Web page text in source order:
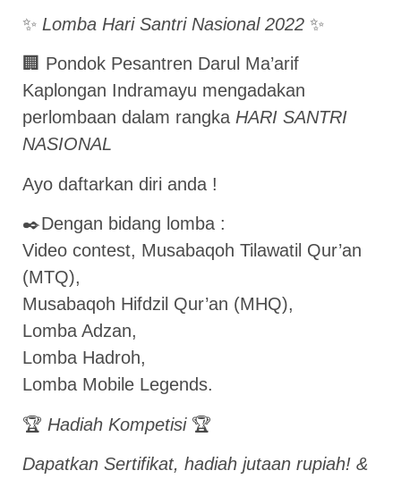
✨ Lomba Hari Santri Nasional 2022 ✨
🏢 Pondok Pesantren Darul Ma’arif
Kaplongan Indramayu mengadakan
perlombaan dalam rangka HARI SANTRI
NASIONAL
Ayo daftarkan diri anda !
✒️Dengan bidang lomba :
Video contest, Musabaqoh Tilawatil Qur’an
(MTQ),
Musabaqoh Hifdzil Qur’an (MHQ),
Lomba Adzan,
Lomba Hadroh,
Lomba Mobile Legends.
🏆 Hadiah Kompetisi🏆
Dapatkan Sertifikat, hadiah jutaan rupiah! &